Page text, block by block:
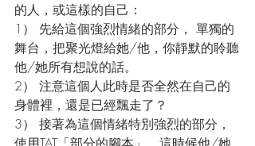
的人，或這樣的自己：
1） 先給這個強烈情緒的部分， 單獨的
舞台，把聚光燈給她/他，你靜默的聆聽
他/她所有想說的話。
2） 注意這個人此時是否全然在自己的
身體裡，還是已經飄走了？
3） 接著為這個情緒特別強烈的部分，